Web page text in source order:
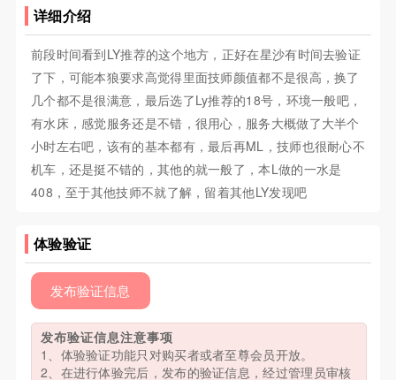
详细介绍
前段时间看到LY推荐的这个地方，正好在星沙有时间去验证
了下，可能本狼要求高觉得里面技师颜值都不是很高，换了
几个都不是很满意，最后选了Ly推荐的18号，环境一般吧，
有水床，感觉服务还是不错，很用心，服务大概做了大半个
小时左右吧，该有的基本都有，最后再ML，技师也很耐心不
机车，还是挺不错的，其他的就一般了，本L做的一水是
408，至于其他技师不就了解，留着其他LY发现吧
体验验证
发布验证信息
发布验证信息注意事项
1、体验验证功能只对购买者或者至尊会员开放。
2、在进行体验完后，发布的验证信息，经过管理员审核